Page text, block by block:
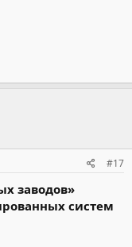
#17
заводов»
систем